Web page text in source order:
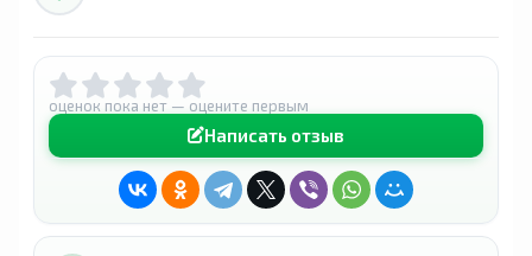
оценок пока нет — оцените первым
Написать отзыв